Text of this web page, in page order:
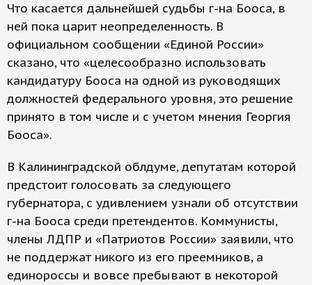
Что касается дальнейшей судьбы г-на Бооса, в
ней пока царит неопределенность. В
официальном сообщении «Единой России»
сказано, что «целесообразно использовать
кандидатуру Бооса на одной из руководящих
должностей федерального уровня, это решение
принято в том числе и с учетом мнения Георгия
Бооса».
В Калининградской облдуме, депутатам которой
предстоит голосовать за следующего
губернатора, с удивлением узнали об отсутствии
г-на Бооса среди претендентов. Коммунисты,
члены ЛДПР и «Патриотов России» заявили, что
не поддержат никого из его преемников, а
единороссы и вовсе пребывают в некоторой